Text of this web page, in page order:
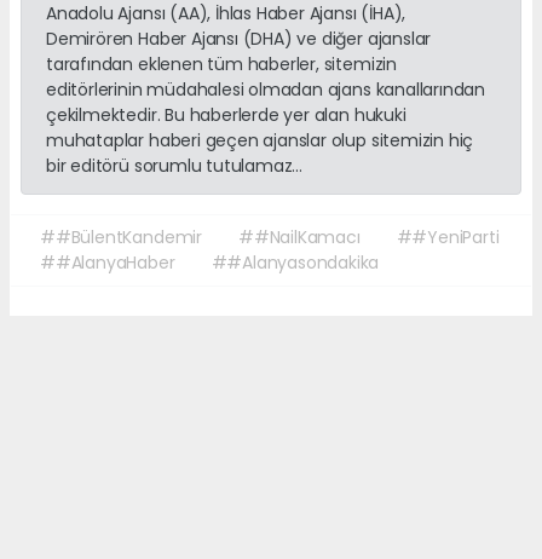
Anadolu Ajansı (AA), İhlas Haber Ajansı (İHA),
Demirören Haber Ajansı (DHA) ve diğer ajanslar
tarafından eklenen tüm haberler, sitemizin
editörlerinin müdahalesi olmadan ajans kanallarından
çekilmektedir. Bu haberlerde yer alan hukuki
muhataplar haberi geçen ajanslar olup sitemizin hiç
bir editörü sorumlu tutulamaz...
##BülentKandemir ##NailKamacı
##YeniParti
##AlanyaHaber
##Alanyasondakika